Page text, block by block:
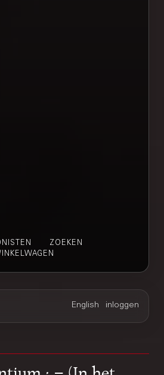
ZOEKEN
: = (In het